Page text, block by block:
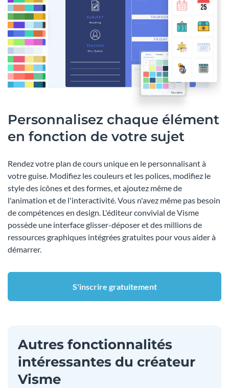
Personnalisez chaque élément
en fonction de votre sujet
Rendez votre plan de cours unique en le personnalisant à
votre guise. Modifiez les couleurs et les polices, modifiez le
style des icônes et des formes, et ajoutez même de
l'animation et de l'interactivité. Vous n'avez même pas besoin
de compétences en design. L'éditeur convivial de Visme
possède une interface glisser-déposer et des millions de
ressources graphiques intégrées gratuites pour vous aider à
démarrer.
S'inscrire gratuitement
Autres fonctionnalités
intéressantes du créateur
Visme